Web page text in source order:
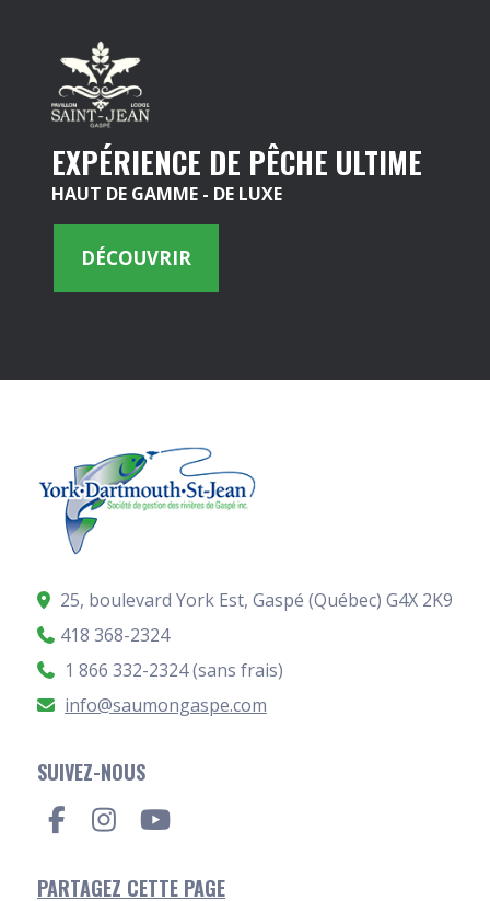
EXPÉRIENCE DE PÊCHE ULTIME
HAUT DE GAMME - DE LUXE
DÉCOUVRIR
25, boulevard York Est, Gaspé (Québec) G4X 2K9
418 368-2324
1 866 332-2324 (sans frais)
info@saumongaspe.com
SUIVEZ-NOUS
PARTAGEZ CETTE PAGE